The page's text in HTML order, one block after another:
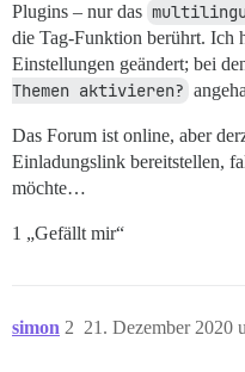
Plugins – nur das
die Tag-Funktion berührt. Ich
Einstellungen geändert; bei
Themen aktivieren?
Das Forum ist online, aber
Einladungslink bereitstellen,
möchte…
1 „Gefällt mir“
simon 21. Dezember 2020
2